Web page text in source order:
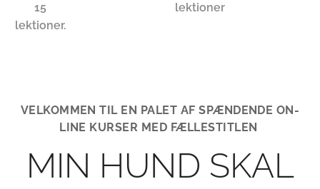
15
lektioner.
lektioner
VELKOMMEN TIL EN PALET AF SPÆNDENDE ON-
LINE KURSER MED FÆLLESTITLEN
MIN HUND SKAL